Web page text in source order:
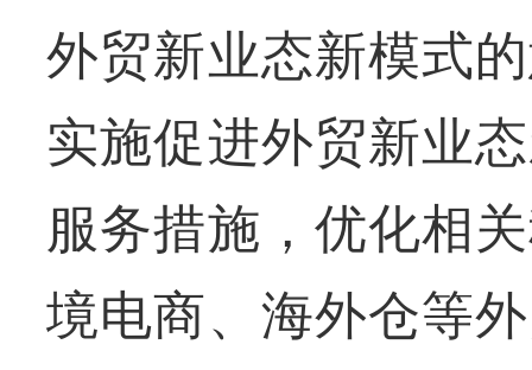
外贸新业态新模式
实施促进外贸新业
服务措施，优化相
境电商、海外仓等